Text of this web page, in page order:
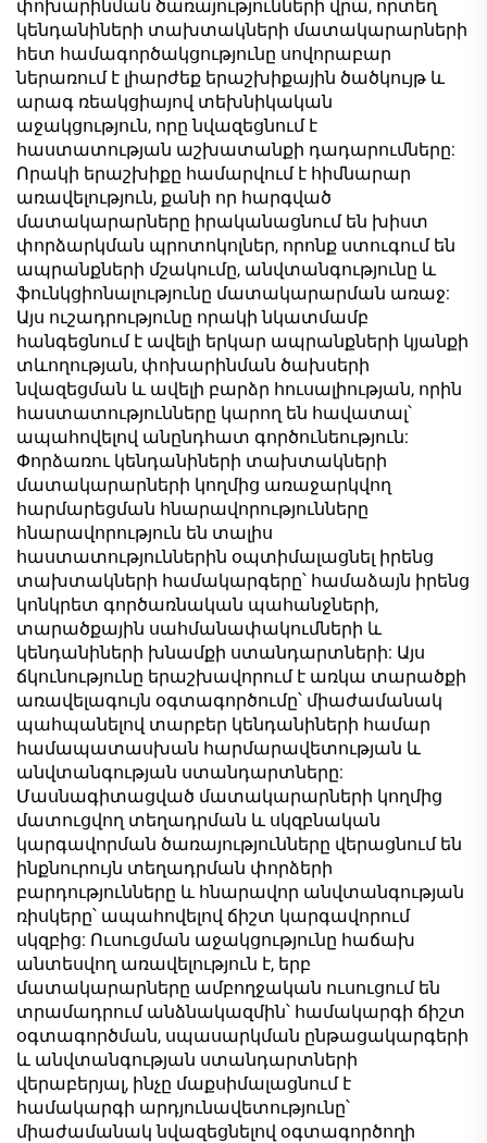
փոխարինման ծառայությունների վրա, որտեղ
կենդանիների տախտակների մատակարարների
հետ համագործակցությունը սովորաբար
ներառում է լիարժեք երաշխիքային ծածկույթ և
արագ ռեակցիայով տեխնիկական
աջակցություն, որը նվազեցնում է
հաստատության աշխատանքի դադարումները:
Որակի երաշխիքը համարվում է հիմնարար
առավելություն, քանի որ հարգված
մատակարարները իրականացնում են խիստ
փորձարկման պրոտոկոլներ, որոնք ստուգում են
ապրանքների մշակումը, անվտանգությունը և
ֆունկցիոնալությունը մատակարարման առաջ:
Այս ուշադրությունը որակի նկատմամբ
հանգեցնում է ավելի երկար ապրանքների կյանքի
տևողության, փոխարինման ծախսերի
նվազեցման և ավելի բարձր հուսալիության, որին
հաստատությունները կարող են հավատալ՝
ապահովելով անընդհատ գործունեություն:
Փորձառու կենդանիների տախտակների
մատակարարների կողմից առաջարկվող
հարմարեցման հնարավորությունները
հնարավորություն են տալիս
հաստատություններին օպտիմալացնել իրենց
տախտակների համակարգերը՝ համաձայն իրենց
կոնկրետ գործառնական պահանջների,
տարածքային սահմանափակումների և
կենդանիների խնամքի ստանդարտների: Այս
ճկունությունը երաշխավորում է առկա տարածքի
առավելագույն օգտագործումը՝ միաժամանակ
պահպանելով տարբեր կենդանիների համար
համապատասխան հարմարավետության և
անվտանգության ստանդարտները:
Մասնագիտացված մատակարարների կողմից
մատուցվող տեղադրման և սկզբնական
կարգավորման ծառայությունները վերացնում են
ինքնուրույն տեղադրման փորձերի
բարդությունները և հնարավոր անվտանգության
ռիսկերը՝ ապահովելով ճիշտ կարգավորում
սկզբից: Ուսուցման աջակցությունը հաճախ
անտեսվող առավելություն է, երբ
մատակարարները ամբողջական ուսուցում են
տրամադրում անձնակազմին՝ համակարգի ճիշտ
օգտագործման, սպասարկման ընթացակարգերի
և անվտանգության ստանդարտների
վերաբերյալ, ինչը մաքսիմալացնում է
համակարգի արդյունավետությունը՝
միաժամանակ նվազեցնելով օգտագործողի